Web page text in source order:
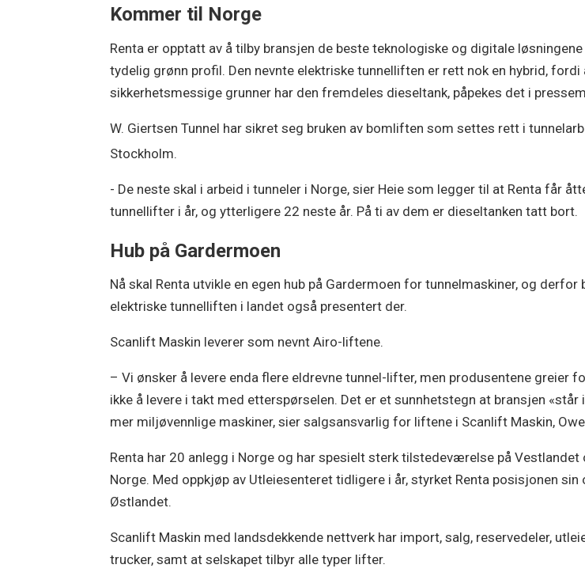
Kommer til Norge
Renta er opptatt av å tilby bransjen de beste teknologiske og digitale løsningene
tydelig grønn profil. Den nevnte elektriske tunnelliften er rett nok en hybrid, fordi
sikkerhetsmessige grunner har den fremdeles dieseltank, påpekes det i
W. Giertsen Tunnel har sikret seg bruken av bomliften som settes rett i
Stockholm.
- De neste skal i arbeid i tunneler i Norge, sier Heie som legger til at Renta får
tunnellifter i år, og ytterligere 22 neste år. På ti av dem er dieseltanken tatt bort.
Hub på Gardermoen
Nå skal Renta utvikle en egen hub på Gardermoen for tunnelmaskiner, og derfor
elektriske tunnelliften i landet også presentert der.
Scanlift Maskin leverer som nevnt Airo-liftene.
– Vi ønsker å levere enda flere eldrevne tunnel-lifter, men produsentene greier
ikke å levere i takt med etterspørselen. Det er et sunnhetstegn at bransjen «står
mer miljøvennlige maskiner, sier salgsansvarlig for liftene i Scanlift Maskin,
Renta har 20 anlegg i Norge og har spesielt sterk tilstedeværelse på Vestlandet
Norge. Med oppkjøp av Utleiesenteret tidligere i år, styrket Renta posisjonen sin
Østlandet.
Scanlift Maskin med landsdekkende nettverk har import, salg, reservedeler,
trucker, samt at selskapet tilbyr alle typer lifter.